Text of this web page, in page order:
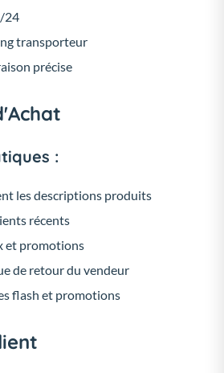
24
transporteur
précise
:
les descriptions produits
récents
et promotions
de retour du vendeur
flash et promotions